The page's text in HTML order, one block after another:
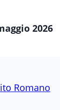
2026
Romano